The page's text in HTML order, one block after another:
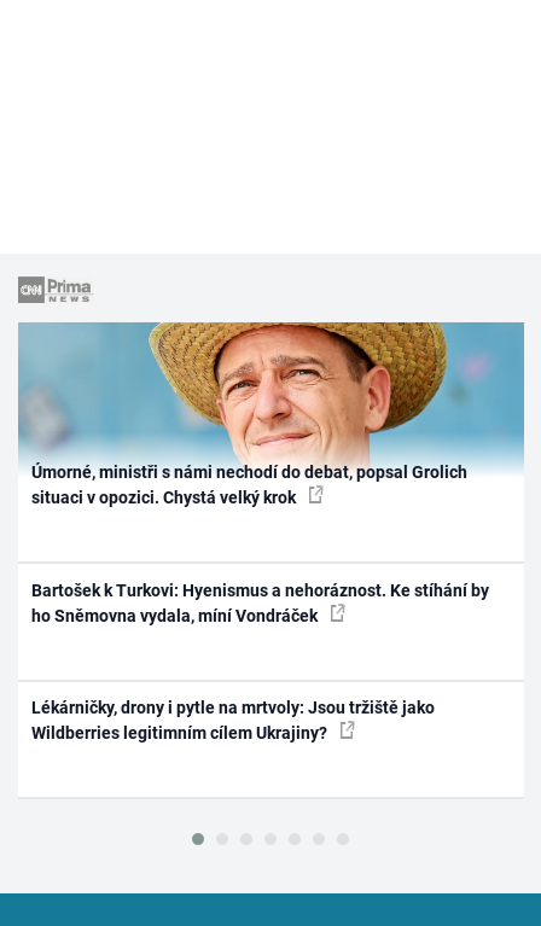
Úmorné, ministři s námi nechodí do debat, popsal Grolich
situaci v opozici. Chystá velký krok
Bartošek k Turkovi: Hyenismus a nehoráznost. Ke stíhání by
ho Sněmovna vydala, míní Vondráček
Lékárničky, drony i pytle na mrtvoly: Jsou tržiště jako
Wildberries legitimním cílem Ukrajiny?